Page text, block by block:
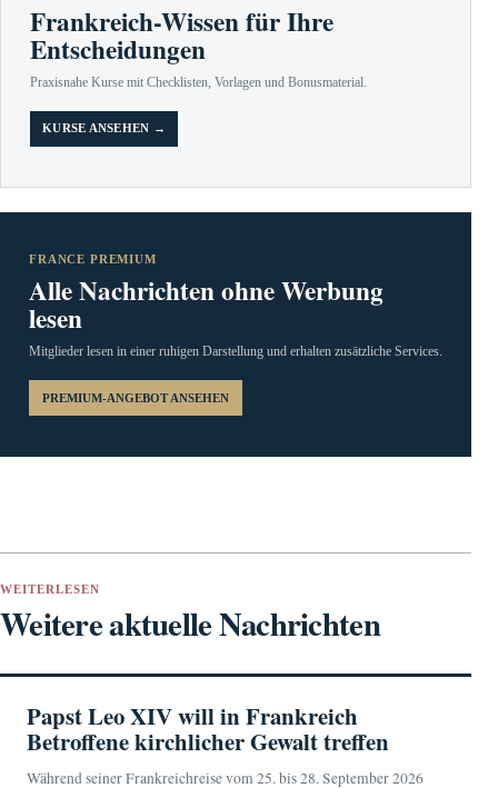
Frankreich-Wissen für Ihre
Entscheidungen
Praxisnahe Kurse mit Checklisten, Vorlagen und Bonusmaterial.
KURSE ANSEHEN →
FRANCE PREMIUM
Alle Nachrichten ohne Werbung
lesen
Mitglieder lesen in einer ruhigen Darstellung und erhalten zusätzliche Services.
PREMIUM-ANGEBOT ANSEHEN
WEITERLESEN
Weitere aktuelle Nachrichten
Papst Leo XIV will in Frankreich
Betroffene kirchlicher Gewalt treffen
Während seiner Frankreichreise vom 25. bis 28. September 2026